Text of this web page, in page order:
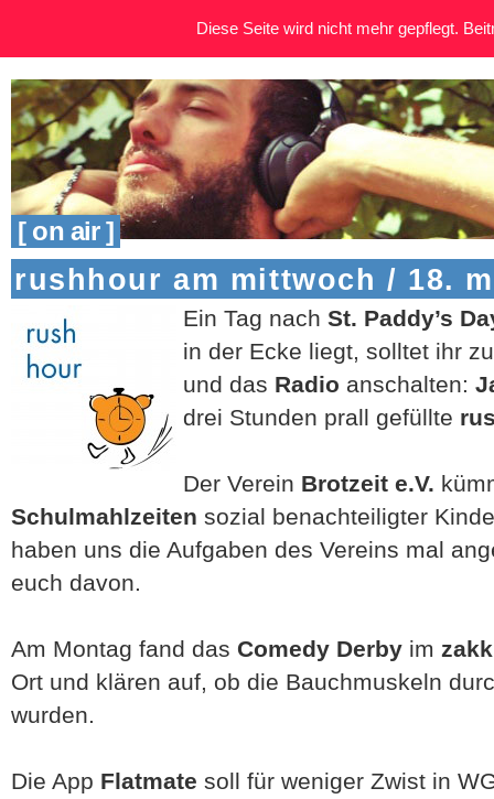
[ on air ]
rushhour am mittwoch / 18.
Ein Tag nach St. Paddy’s
in der Ecke liegt, solltet ihr
und das Radio anschalten:
drei Stunden prall gefüllte
Der Verein Brotzeit e.V.
Schulmahlzeiten sozial benachteiligter
haben uns die Aufgaben des Vereins mal
euch davon.
Am Montag fand das Comedy Derby im zakk
Ort und klären auf, ob die Bauchmuskeln
wurden.
Die App Flatmate soll für weniger Zwist in
Diese Seite wird nicht mehr gepflegt.